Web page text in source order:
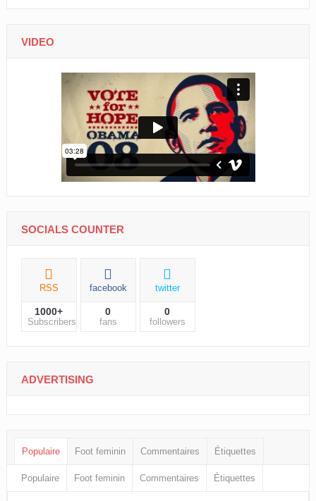
VIDEO
SOCIALS COUNTER
RSS
1000+
Subscribers
facebook
0
fans
twitter
0
followers
ADVERTISING
Populaire Foot feminin Commentaires Étiquettes
Populaire Foot feminin Commentaires Étiquettes